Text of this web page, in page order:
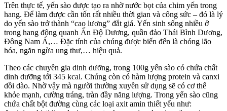
Trên thực tế, yến sào được tạo ra nhờ nước bọt của chim yến trong
hang. Để làm được cần tốn rất nhiều thời gian và công sức – đó là lý
do yến sào trở thành “cao lương” đắt giá. Yến sinh sống nhiều ở
trong hang động quanh Ấn Độ Dương, quần đảo Thái Bình Dương,
Đông Nam Á,… Đặc tính của chúng được biến đến là chóng lão
hóa, ngăn ngừa ung thư,… hiệu quả.
Theo các chuyên gia dinh dưỡng, trong 100g yến sào có chứa chất
dinh dưỡng tới 345 kcal. Chúng còn có hàm lượng protein và canxi
dồi dào. Nhờ vậy mà người thường xuyên sử dụng sẽ có cơ thể
khỏe mạnh, cường tráng, tràn đầy năng lượng. Trong yến sào cũng
chứa chất bột đường cùng các loại axit amin thiết yếu như: